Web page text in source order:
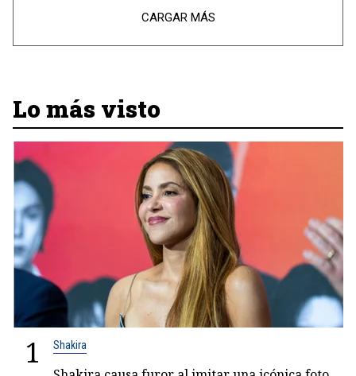
CARGAR MÁS
Lo más visto
1 Shakira